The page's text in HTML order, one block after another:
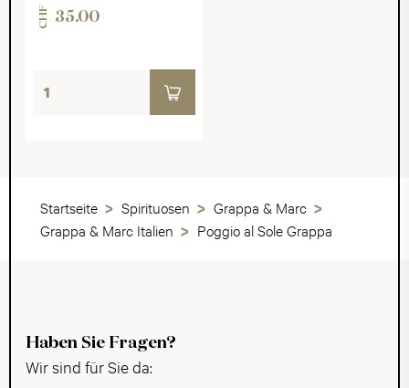
CHF 35.00
Startseite Spirituosen
Grappa & Marc
Grappa & Marc Italien
Poggio al Sole Grappa
Haben Sie Fragen?
Wir sind für Sie da: